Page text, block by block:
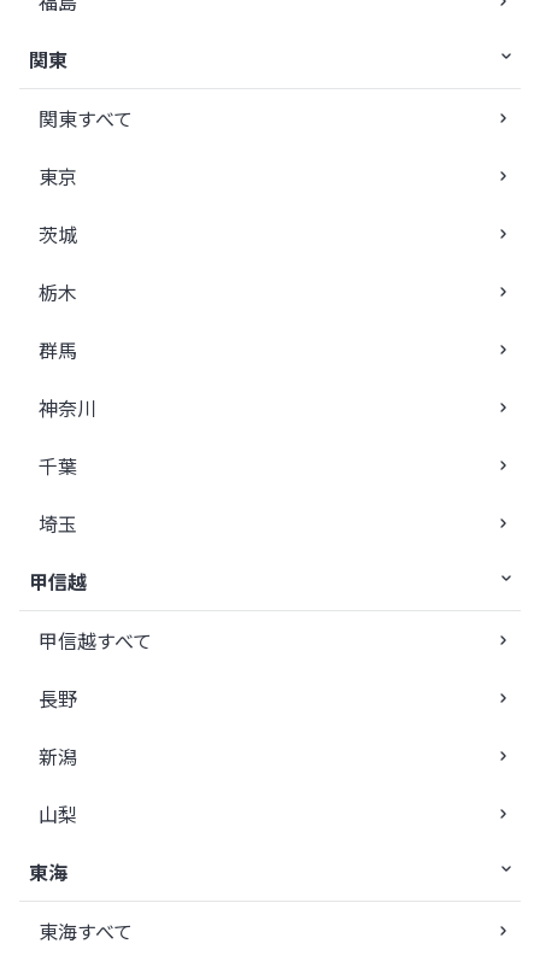
関東
関東すべて
東京
茨城
栃木
群馬
神奈川
千葉
埼玉
甲信越
甲信越すべて
長野
新潟
山梨
東海
東海すべて